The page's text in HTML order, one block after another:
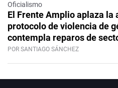
Oficialismo
El Frente Amplio aplaza la
protocolo de violencia de
contempla reparos de
POR SANTIAGO SÁNCHEZ